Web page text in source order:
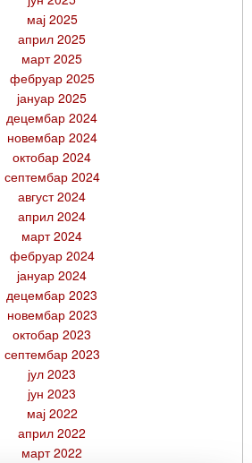
мај 2025
април 2025
март 2025
фебруар 2025
јануар 2025
децембар 2024
новембар 2024
октобар 2024
септембар 2024
август 2024
април 2024
март 2024
фебруар 2024
јануар 2024
децембар 2023
новембар 2023
октобар 2023
септембар 2023
јул 2023
јун 2023
мај 2022
април 2022
март 2022